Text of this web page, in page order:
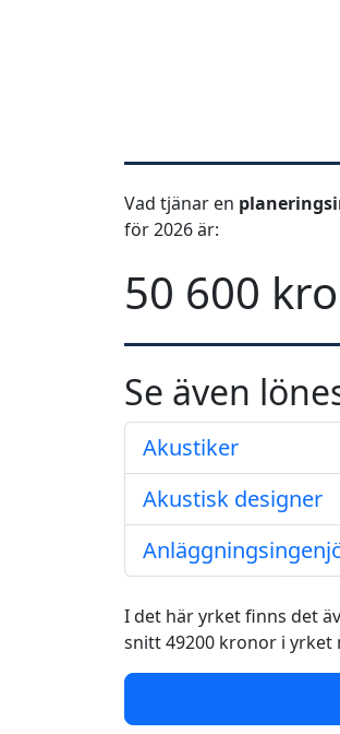
Vad tjänar en
för 2026 är:
50 600
Se även
Akustiker
Akustisk designer
I det här yrket finns det
snitt 49200 kronor i yrket